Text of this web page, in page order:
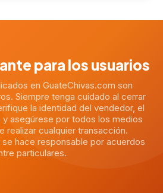
para los usuarios
en GuateChivas.com son
Siempre tenga cuidado al cerrar
la identidad del vendedor, el
asegúrese por todos los medios
realizar cualquier transacción.
hace responsable por acuerdos
particulares.